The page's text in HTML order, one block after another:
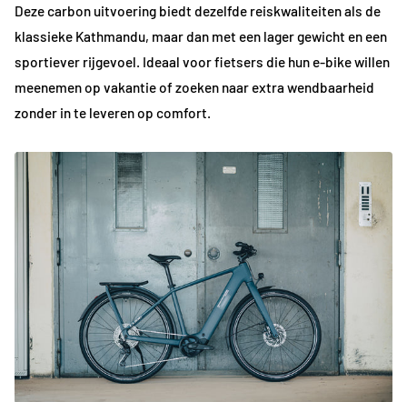
Deze carbon uitvoering biedt dezelfde reiskwaliteiten als de
klassieke Kathmandu, maar dan met een lager gewicht en een
sportiever rijgevoel. Ideaal voor fietsers die hun e-bike willen
meenemen op vakantie of zoeken naar extra wendbaarheid
zonder in te leveren op comfort.